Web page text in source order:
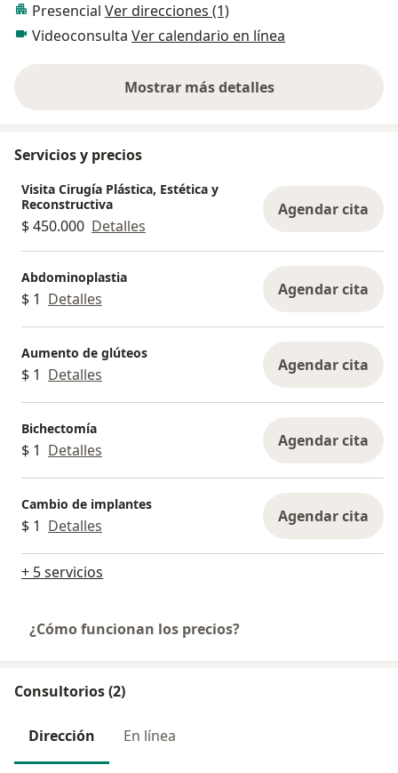
Presencial Ver direcciones (1)
Videoconsulta Ver calendario en línea
Mostrar más detalles
sobre la experiencia
Servicios y precios
Visita Cirugía Plástica, Estética y
Reconstructiva
$ 450.000 Detalles
Agendar cita
Abdominoplastia
$ 1 Detalles Agendar cita
Aumento de glúteos
$ 1 Detalles Agendar cita
Bichectomía
$ 1 Detalles Agendar cita
Cambio de implantes
$ 1 Detalles Agendar cita
+ 5 servicios
¿Cómo funcionan los precios?
Consultorios (2)
Dirección En línea